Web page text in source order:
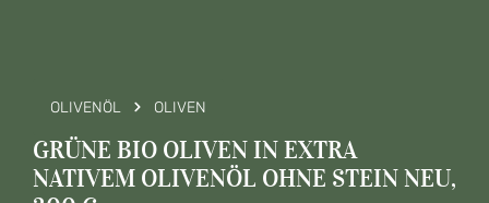
OLIVENÖL OLIVEN
GRÜNE BIO OLIVEN IN EXTRA
NATIVEM OLIVENÖL OHNE STEIN NEU,